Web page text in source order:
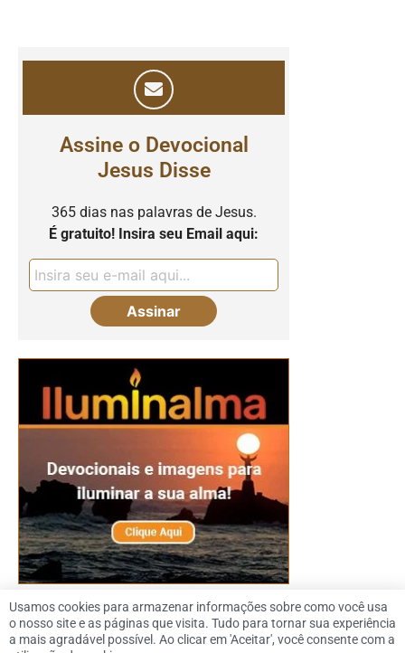
Assine o Devocional
Jesus Disse
365 dias nas palavras de Jesus.
É gratuito! Insira seu Email aqui:
Usamos cookies para armazenar informações sobre como você usa
o nosso site e as páginas que visita. Tudo para tornar sua experiência
a mais agradável possível. Ao clicar em 'Aceitar', você consente com a